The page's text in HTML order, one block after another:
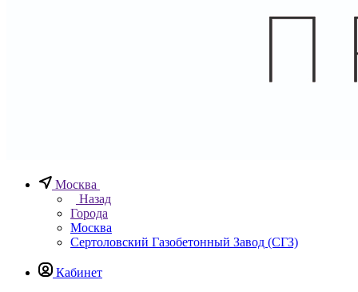
Москва
Назад
Города
Москва
Сертоловский Газобетонный Завод (СГЗ)
Кабинет